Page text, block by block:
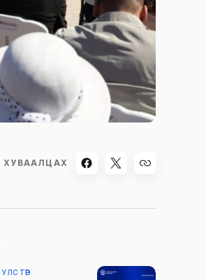
ХУВААЛЦАХ
УЛС ТӨР